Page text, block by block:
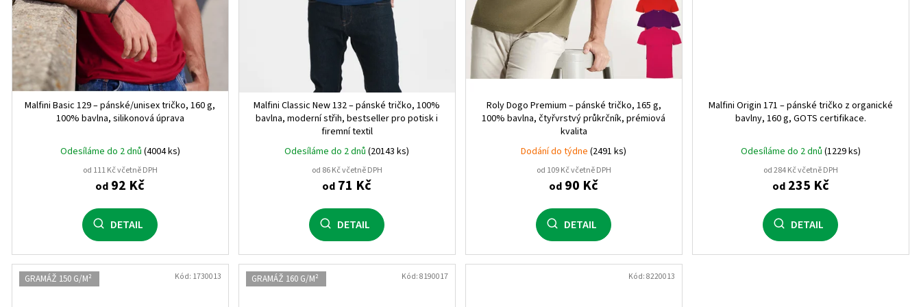
KRÁLOVSKÁ MODRÁ MELA
melírová (58) 1
bílá/královská modrá (0105) 1
bílá/červená (0160) 1
lahvově zelená (56) 1
svítivě žlutá/černá (22102)
5XL 0
4 roky 0
8 let 0
12 let 0
0
XL/XXL 0
Malfini Basic 129 – pánské/unisex tričko, 160 g,
100% bavlna, silikonová úprava
Odesíláme do 2 dnů (4004 ks)
od 111 Kč včetně DPH
od 92 Kč
DETAIL
Malfini Classic New 132 – pánské tričko, 100%
bavlna, moderní střih, bestseller pro potisk i
firemní textil
Odesíláme do 2 dnů(20143 ks)
od 86 Kč včetně DPH
od 71 Kč
DETAIL
Roly Dogo Premium – pánské tričko, 165 g,
100% bavlna, čtyřvrstvý průkrčník, prémiová
kvalita
Dodání do týdne(2491 ks)
od 109 Kč včetně DPH
od 90 Kč
DETAIL
Malfini Origin 171 – pánské tričko z organické
bavlny, 160 g, GOTS certifikace.
Odesíláme do 2 dnů (1229 ks)
od 284 Kč včetně DPH
od235 Kč
DETAIL
GRAMÁŽ 150 G/M² Kód: 1730013 GRAMÁŽ 160 G/M² Kód:8190017 Kód:8220013